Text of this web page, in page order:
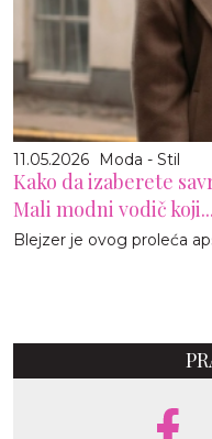
11.05.2026 Moda - Stil
Kako da izaberete
Mali modni vodič koji...
Blejzer je ovog proleća